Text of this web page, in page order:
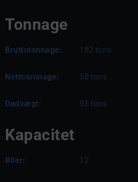
Tonnage
Bruttotonnage: 182 tons
Nettotonnage: 58 tons
Dødvægt: 95 tons
Kapacitet
Biler: 12